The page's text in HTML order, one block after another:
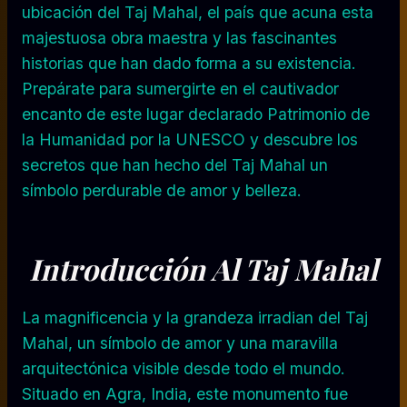
ubicación del Taj Mahal, el país que acuna esta
majestuosa obra maestra y las fascinantes
historias que han dado forma a su existencia.
Prepárate para sumergirte en el cautivador
encanto de este lugar declarado Patrimonio de
la Humanidad por la UNESCO y descubre los
secretos que han hecho del Taj Mahal un
símbolo perdurable de amor y belleza.
Introducción Al Taj Mahal
La magnificencia y la grandeza irradian del Taj
Mahal, un símbolo de amor y una maravilla
arquitectónica visible desde todo el mundo.
Situado en Agra, India, este monumento fue